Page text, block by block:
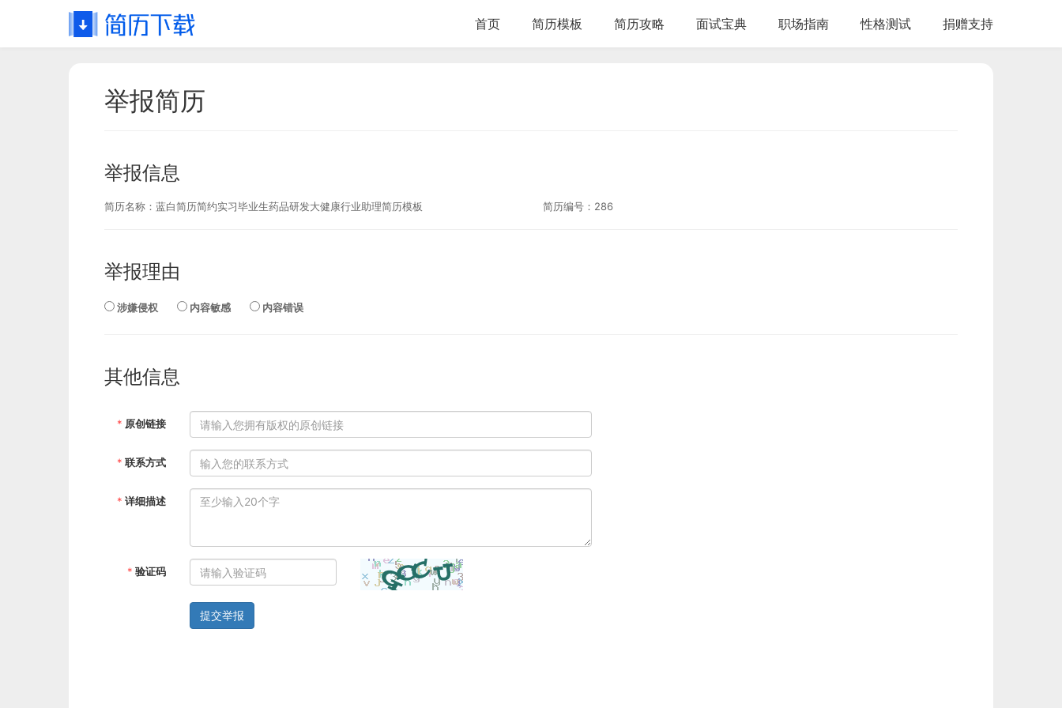
首页 简历模板 简历攻略 面试宝典 职场指南 性格测试 捐赠支持
举报简历
举报信息
简历名称： 蓝白简历简约实习毕业生药品研发大健康行业助理简历模板 简历编号： 286
举报理由
涉嫌侵权 内容敏感 内容错误
其他信息
* 原创链接
* 联系方式
* 详细描述
* 验证码
提交举报